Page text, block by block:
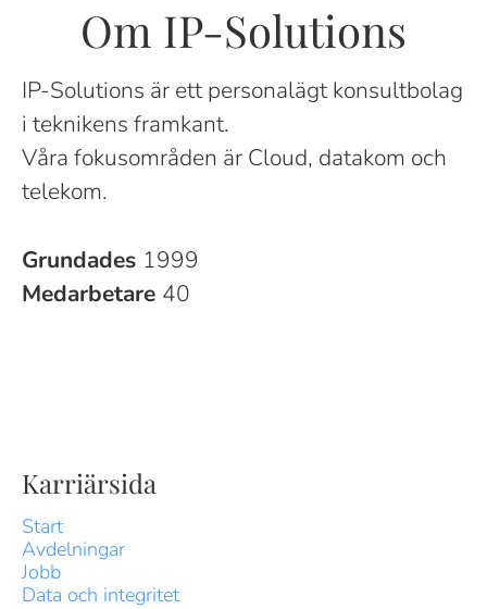
Om IP-Solutions
IP-Solutions är ett personalägt konsultbolag
i teknikens framkant.
Våra fokusområden är Cloud, datakom och
telekom.
Grundades 1999
Medarbetare 40
Karriärsida
Start
Avdelningar
Jobb
Data och integritet